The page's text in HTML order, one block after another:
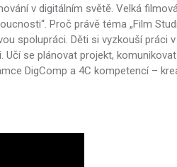
v digitálním světě. Velká
Proč právě téma „Film
spolupráci. Děti si vyzkouší práci
se plánovat projekt,
DigComp a 4C kompetencí –